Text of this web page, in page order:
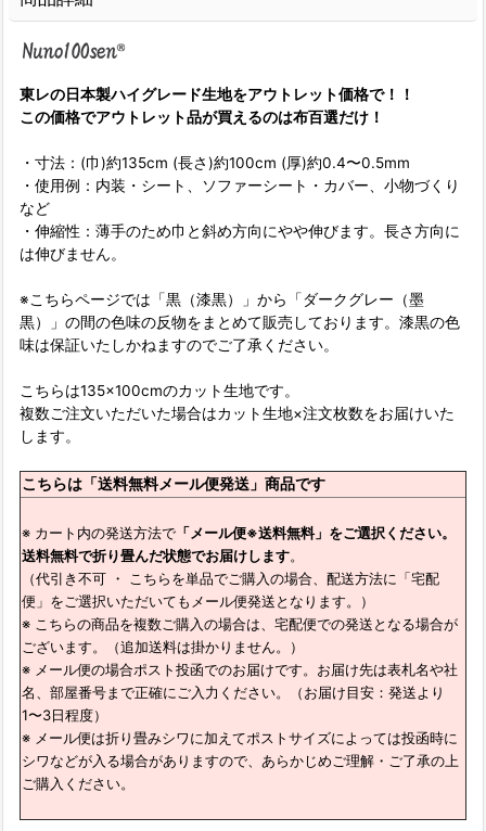
東レの日本製ハイグレード生地をアウトレット価格で！！
この価格でアウトレット品が買えるのは布百選だけ！
・寸法：(巾)約135cm (長さ)約100cm (厚)約0.4〜0.5mm
・使用例：内装・シート、ソファーシート・カバー、小物づくり
など
・伸縮性：薄手のため巾と斜め方向にやや伸びます。長さ方向に
は伸びません。
※こちらページでは「黒（漆黒）」から「ダークグレー（墨
黒）」の間の色味の反物をまとめて販売しております。漆黒の色
味は保証いたしかねますのでご了承ください。
こちらは135×100cmのカット生地です。
複数ご注文いただいた場合はカット生地×注文枚数をお届けいた
します。
こちらは「送料無料メール便発送」商品です
※ カート内の発送方法で 「メール便※送料無料」をご選択ください。
送料無料で折り畳んだ状態でお届けします。
（代引き不可 ・ こちらを単品でご購入の場合、配送方法に「宅配
便」をご選択いただいてもメール便発送となります。）
※ こちらの商品を複数ご購入の場合は、宅配便での発送となる場合が
ございます。（追加送料は掛かりません。）
※ メール便の場合ポスト投函でのお届けです。お届け先は表札名や社
名、部屋番号まで正確にご入力ください。（お届け目安：発送より
1〜3日程度）
※ メール便は折り畳みシワに加えてポストサイズによっては投函時に
シワなどが入る場合がありますので、あらかじめご理解・ご了承の上
ご購入ください。